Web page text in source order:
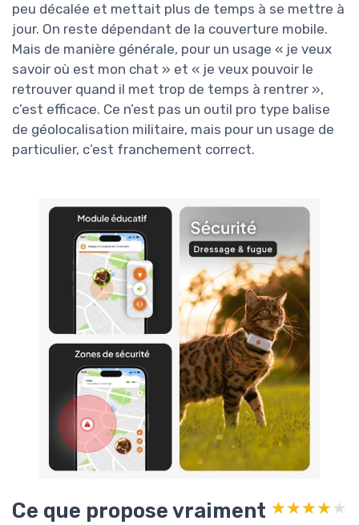
peu décalée et mettait plus de temps à se mettre à
jour. On reste dépendant de la couverture mobile.
Mais de manière générale, pour un usage « je veux
savoir où est mon chat » et « je veux pouvoir le
retrouver quand il met trop de temps à rentrer »,
c’est efficace. Ce n’est pas un outil pro type balise
de géolocalisation militaire, mais pour un usage de
particulier, c’est franchement correct.
Ce que propose vraiment ★★★★★
★★★★★